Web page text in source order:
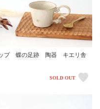
プ 蝶の足跡 陶器 キエリ舎
SOLD OUT